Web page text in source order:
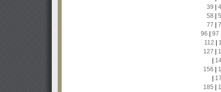
39
58
77
96
97
112
127
156
185